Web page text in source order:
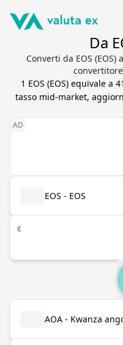
Da
Converti da EOS
1 EOS (EOS) equivale a
tasso mid-market,
EOS - EOS
ε
AOA - Kwanza